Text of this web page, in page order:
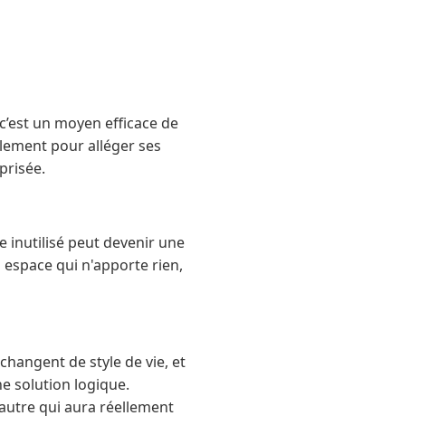
un moyen efficace de
pour alléger ses
inutilisé peut devenir une
qui n'apporte rien,
de style de vie, et
solution logique.
qui aura réellement